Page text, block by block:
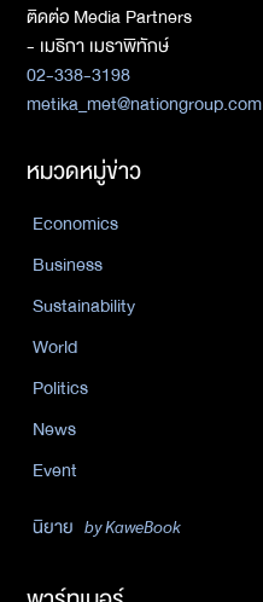
ติดต่อ Media Partners
- เมธิกา เมธาพิทักษ์
02-338-3198
metika_met@nationgroup.com
หมวดหมู่ข่าว
Economics
Business
Sustainability
World
Politics
News
Event
นิยาย by KaweBook